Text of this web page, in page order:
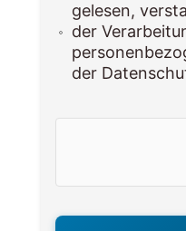
gelesen,
der
der